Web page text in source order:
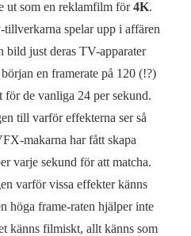
ut som en reklamfilm för4K.
spelar upp i affären
bild just deras TV-apparater
en framerate på 120 (!?)
de vanliga 24 per sekund.
till varför effekterna ser så
makarna har fått skapa
varje sekund för att matcha.
varför vissa effekter känns
höga frame-raten hjälper inte
känns filmiskt, allt känns som